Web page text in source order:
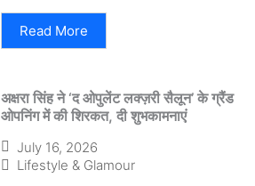
Read More
अक्षरा सिंह ने ‘द ओपुलेंट लक्ज़री सैलून’ के ग्रैंड
ओपनिंग में की शिरकत, दी शुभकामनाएं
July 16, 2026
Lifestyle & Glamour